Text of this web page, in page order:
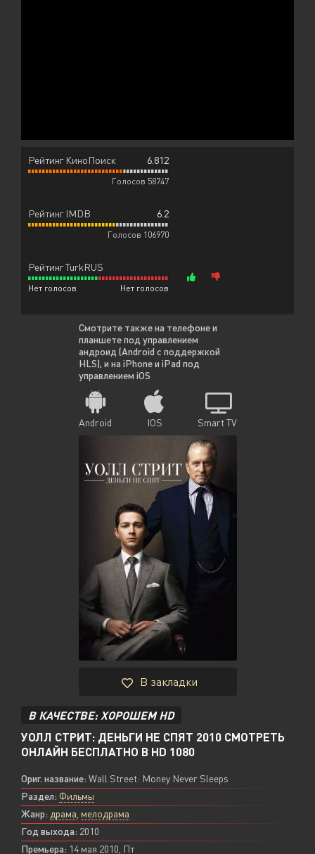
Рейтинг КиноПоиск 6.812
Голосов 58747
Рейтинг IMDB 6.2
Голосов 106970
Рейтинг TurkRUS
Нет голосов Нет голосов
Смотрите также на телефоне и
планшете под управлением
андроид (Android с поддержкой
HLS), и на iPhone и iPad под
управлением iOS
Android IOS Smart TV
В закладки
В КАЧЕСТВЕ: ХОРОШЕМ HD
УОЛЛ СТРИТ: ДЕНЬГИ НЕ СПЯТ 2010 СМОТРЕТЬ
ОНЛАЙН БЕСПЛАТНО В HD 1080
Ориг. название: Wall Street: Money Never Sleeps
Раздел: Фильмы
Жанр: драма мелодрама
Год выхода: 2010
Премьера: 14 мая 2010, Пт